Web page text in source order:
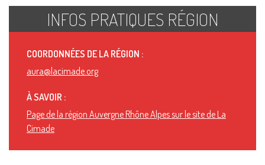
INFOS PRATIQUES RÉGION
COORDONNÉES DE LA RÉGION :
aura@lacimade.org
À SAVOIR :
Page de la région Auvergne Rhône Alpes sur le site de La
Cimade